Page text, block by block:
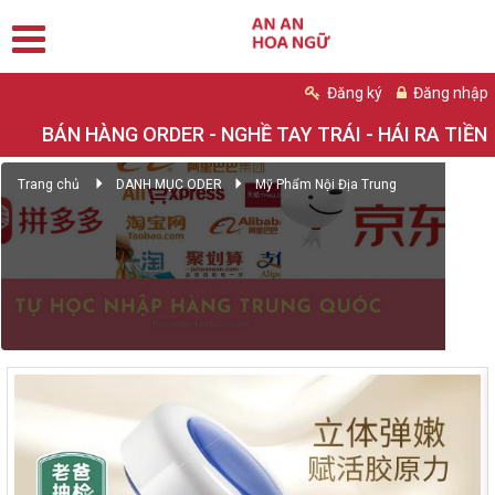
Đăng ký Đăng nhập
BÁN HÀNG ORDER - NGHỀ TAY TRÁI - HÁI RA TIỀN
Trang chủ DANH MỤC ODER Mỹ Phẩm Nội Địa Trung